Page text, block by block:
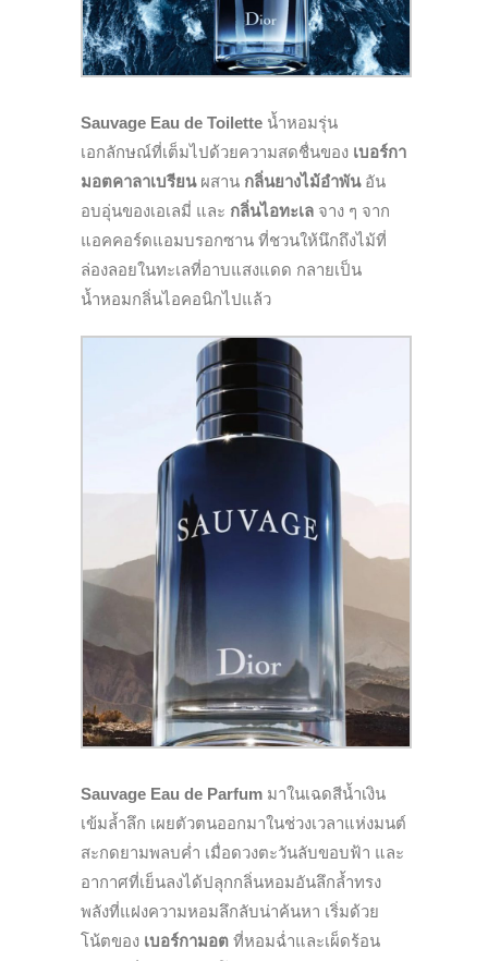
Sauvage Eau de Toilette น้ำหอมรุ่น
เอกลักษณ์ที่เต็มไปด้วยความสดชื่นของ เบอร์กา
มอตคาลาเบรียนผสาน กลิ่นยางไม้อำพัน อัน
อบอุ่นของเอเลมี่ และ กลิ่นไอทะเล จาง ๆ จาก
แอคคอร์ดแอมบรอกซาน ที่ชวนให้นึกถึงไม้ที่
ล่องลอยในทะเลที่อาบแสงแดด กลายเป็น
น้ำหอมกลิ่นไอคอนิกไปแล้ว
Sauvage Eau de Parfum มาในเฉดสีน้ำเงิน
เข้มล้ำลึก เผยตัวตนออกมาในช่วงเวลาแห่งมนต์
สะกดยามพลบค่ำ เมื่อดวงตะวันลับขอบฟ้า และ
อากาศที่เย็นลงได้ปลุกกลิ่นหอมอันลึกล้ำทรง
พลังที่แฝงความหอมลึกลับน่าค้นหา เริ่มด้วย
โน้ตของ เบอร์กามอต ที่หอมฉ่ำและเผ็ดร้อน